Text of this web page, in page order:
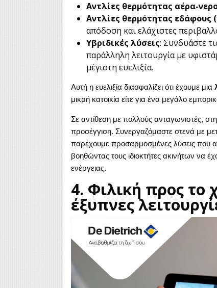
Αντλίες θερμότητας αέρα-
Αντλίες θερμότητας εδάφους
απόδοση και ελάχιστες
Υβριδικές λύσεις: Συνδυάστε
παράλληλη λειτουργία με
μέγιστη ευελιξία.
Αυτή η ευελιξία διασφαλίζει ότι έχουμε μια
μικρή κατοικία είτε για ένα μεγάλο
Σε αντίθεση με πολλούς ανταγωνιστές,
προσέγγιση. Συνεργαζόμαστε στενά με
παρέχουμε προσαρμοσμένες λύσεις που
βοηθώντας τους ιδιοκτήτες ακινήτων να
ενέργειας.
4. Φιλική προς το
έξυπνες